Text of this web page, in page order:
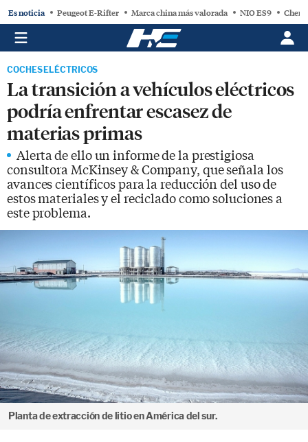
Es noticia Peugeot E-Rifter Marca china más valorada NIO ES9 Chery
COCHES ELÉCTRICOS
La transición a vehículos eléctricos
podría enfrentar escasez de
materias primas
Alerta de ello un informe de la prestigiosa
consultora McKinsey & Company, que señala los
avances científicos para la reducción del uso de
estos materiales y el reciclado como soluciones a
este problema.
Planta de extracción de litio en América del sur.